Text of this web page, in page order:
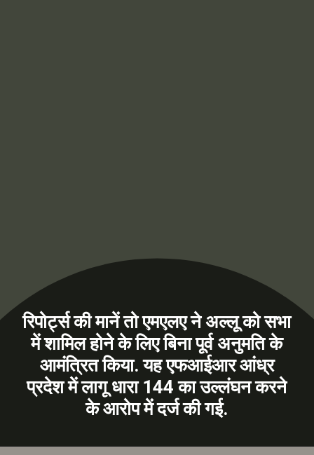
रिपोर्ट्स की मानें तो एमएलए ने अल्लू को सभा
में शामिल होने के लिए बिना पूर्व अनुमति के
आमंत्रित किया. यह एफआईआर आंध्र
प्रदेश में लागू धारा 144 का उल्लंघन करने